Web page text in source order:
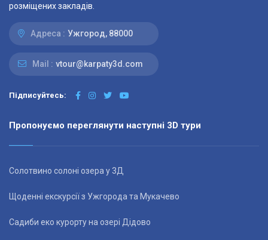
розміщених закладів.
Адреса : Ужгород, 88000
Mail : vtour@karpaty3d.com
Підписуйтесь:
Пропонуємо переглянути наступні 3D тури
Солотвино солоні озера у 3Д
Щоденні екскурсії з Ужгорода та Мукачево
Садиби еко курорту на озері Дідово